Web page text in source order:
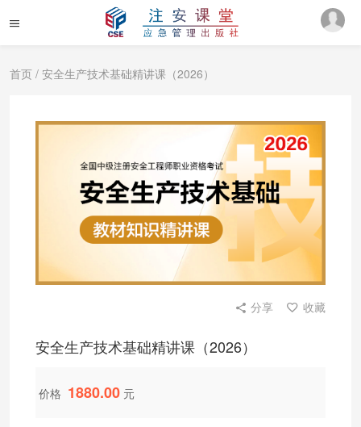
首页 / 安全生产技术基础精讲课（2026）
分享 收藏
安全生产技术基础精讲课（2026）
价格 1880.00 元